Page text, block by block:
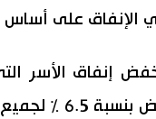
2020 بأكمله، انخفض
5.3٪ بسبب